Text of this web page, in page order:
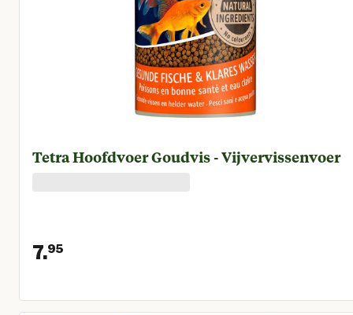
Tetra Hoofdvoer Goudvis - Vijvervissenvoer
7.95
Huidige prijs € 7,95